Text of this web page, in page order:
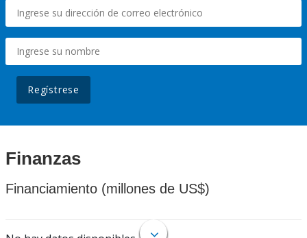
Regístrese
Finanzas
Financiamiento (millones de US$)